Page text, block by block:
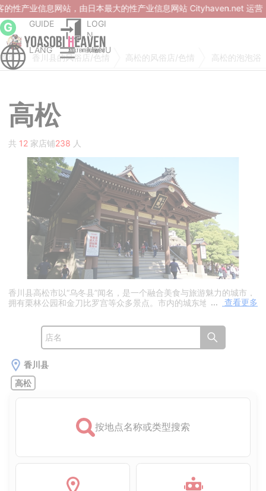
，由日本最大的性产业信息网站 Cityhaven.net 运营，月 PV 达 23
G GUIDE
LOGI
N
LANG
MENU
首页 香川县的风俗店/色情 高松的风俗店/色情 高松的泡泡浴
香川县
高松
按地点名称或类型搜索
高松
共 12 家店铺238 人
香川县高松市以“乌冬县”闻名，是一个融合美食与旅游魅力的城市，
拥有栗林公园和金刀比罗宫等众多景点。市内的城东地区是四国规模
妻熟女以及清纯系等，方便根据个人喜好选择。从JR高松站出发交
通便利，瓦町和常磐町一带也有店铺分布，兼具便利性与多样性。
查看更多